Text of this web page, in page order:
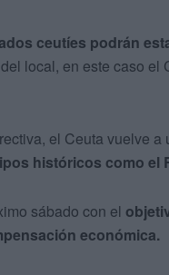
ceutíes podrán
local, en este caso el
el Ceuta vuelve
históricos como el
sábado con el
económica.